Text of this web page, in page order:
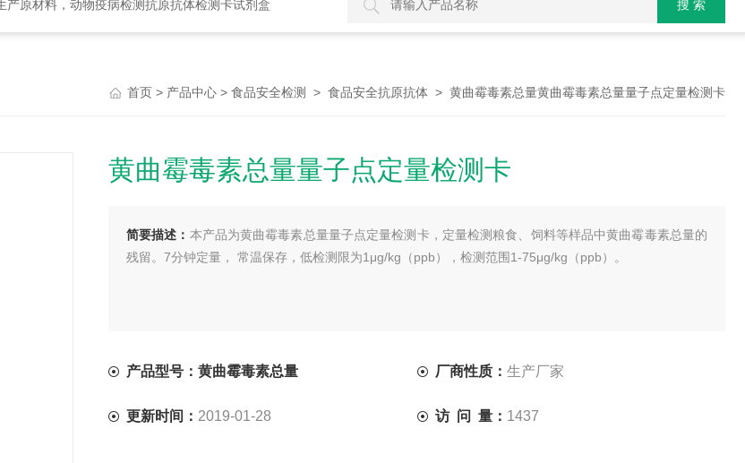
原材料，动物疫病检测抗原抗体检测卡试剂盒
首页 > 产品中心 > 食品安全检测 > 食品安全抗原抗体 > 黄曲霉毒素总量黄曲霉毒素总量量子点定量检测卡
黄曲霉毒素总量量子点定量检测卡
简要描述： 本产品为黄曲霉毒素总量量子点定量检测卡，定量检测粮食、饲料等样品中黄曲霉毒素总量的
残留。7分钟定量， 常温保存，低检测限为1μg/kg（ppb），检测范围1-75μg/kg（ppb）。
产品型号：黄曲霉毒素总量 厂商性质： 生产厂家
更新时间： 2019-01-28 访 问 量： 1437